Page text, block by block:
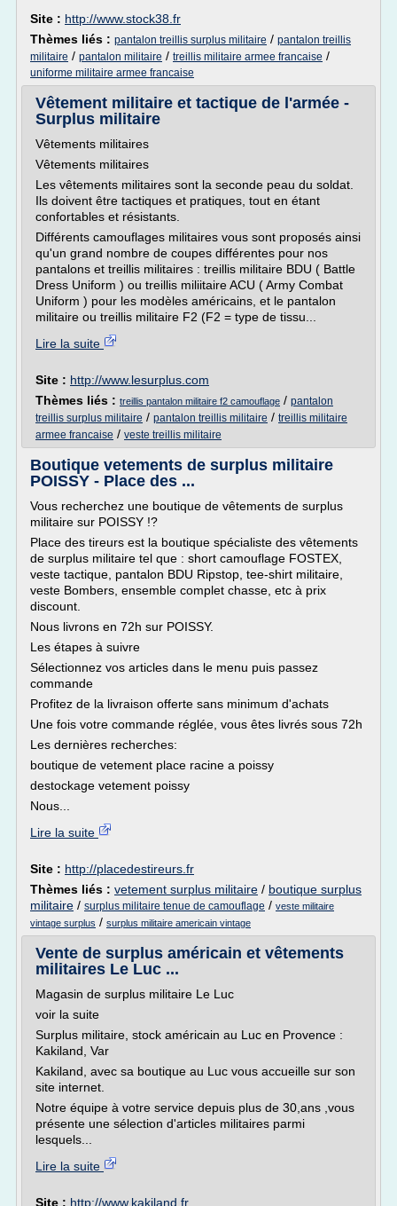
Site : http://www.stock38.fr
Thèmes liés : pantalon treillis surplus militaire / pantalon treillis
militaire / pantalon militaire / treillis militaire armee francaise /
uniforme militaire armee francaise
Vêtement militaire et tactique de l'armée -
Surplus militaire
Vêtements militaires
Vêtements militaires
Les vêtements militaires sont la seconde peau du soldat.
Ils doivent être tactiques et pratiques, tout en étant
confortables et résistants.
Différents camouflages militaires vous sont proposés ainsi
qu'un grand nombre de coupes différentes pour nos
pantalons et treillis militaires : treillis militaire BDU ( Battle
Dress Uniform ) ou treillis miliitaire ACU ( Army Combat
Uniform ) pour les modèles américains, et le pantalon
militaire ou treillis militaire F2 (F2 = type de tissu...
Lire la suite
Site : http://www.lesurplus.com
Thèmes liés : treillis pantalon militaire f2 camouflage / pantalon
treillis surplus militaire / pantalon treillis militaire / treillis militaire
armee francaise / veste treillis militaire
Boutique vetements de surplus militaire
POISSY - Place des ...
Vous recherchez une boutique de vêtements de surplus
militaire sur POISSY !?
Place des tireurs est la boutique spécialiste des vêtements
de surplus militaire tel que : short camouflage FOSTEX,
veste tactique, pantalon BDU Ripstop, tee-shirt militaire,
veste Bombers, ensemble complet chasse, etc à prix
discount.
Nous livrons en 72h sur POISSY.
Les étapes à suivre
Sélectionnez vos articles dans le menu puis passez
commande
Profitez de la livraison offerte sans minimum d'achats
Une fois votre commande réglée, vous êtes livrés sous 72h
Les dernières recherches:
boutique de vetement place racine a poissy
destockage vetement poissy
Nous...
Lire la suite
Site : http://placedestireurs.fr
Thèmes liés : vetement surplus militaire / boutique surplus
militaire / surplus militaire tenue de camouflage / veste militaire
vintage surplus / surplus militaire americain vintage
Vente de surplus américain et vêtements
militaires Le Luc ...
Magasin de surplus militaire Le Luc
voir la suite
Surplus militaire, stock américain au Luc en Provence :
Kakiland, Var
Kakiland, avec sa boutique au Luc vous accueille sur son
site internet.
Notre équipe à votre service depuis plus de 30,ans ,vous
présente une sélection d'articles militaires parmi
lesquels...
Lire la suite
Site : http://www.kakiland.fr